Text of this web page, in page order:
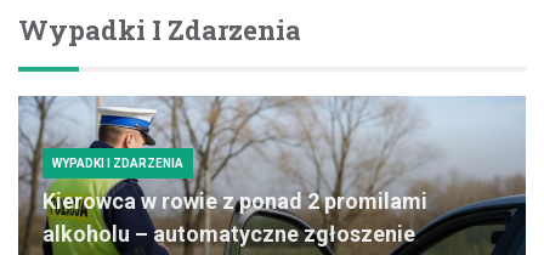
Wypadki I Zdarzenia
WYPADKI I ZDARZENIA
Kierowca w rowie z ponad 2 promilami
alkoholu – automatyczne zgłoszenie